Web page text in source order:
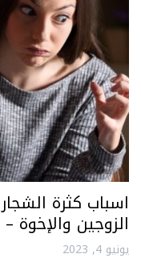
اسباب كثرة
الزوجين والإخوة
يونيو 4, 2023